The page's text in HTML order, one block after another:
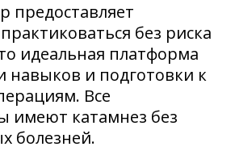
предоставляет
без риска
идеальная платформа
навыков и подготовки к
Все
имеют катамнез без
болезней.